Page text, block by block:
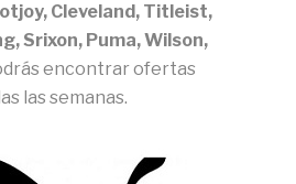
Cleveland, Titleist,
Srixon, Puma, Wilson,
encontrar ofertas
las semanas.